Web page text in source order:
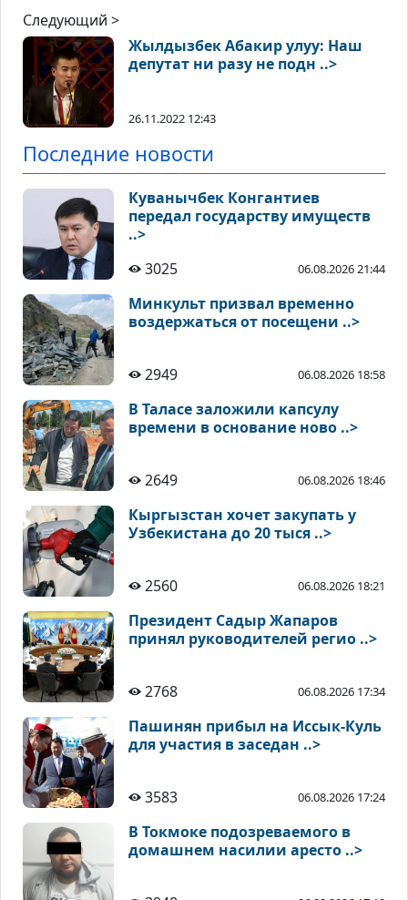
Следующий >
Жылдызбек Абакир улуу: Наш
депутат ни разу не подн ..>
26.11.2022 12:43
Последние новости
Куванычбек Конгантиев
передал государству имуществ
..>
3025
06.08.2026 21:44
Минкульт призвал временно
воздержаться от посещени ..>
2949 06.08.2026 18:58
В Таласе заложили капсулу
времени в основание ново ..>
2649 06.08.2026 18:46
Кыргызстан хочет закупать у
Узбекистана до 20 тыся ..>
2560 06.08.2026 18:21
Президент Садыр Жапаров
принял руководителей регио ..>
2768 06.08.2026 17:34
Пашинян прибыл на Иссык-Куль
для участия в заседан ..>
3583 06.08.2026 17:24
В Токмоке подозреваемого в
домашнем насилии аресто ..>